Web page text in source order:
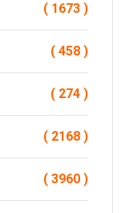
( 1673 )
( 458 )
( 274 )
( 2168 )
( 3960 )